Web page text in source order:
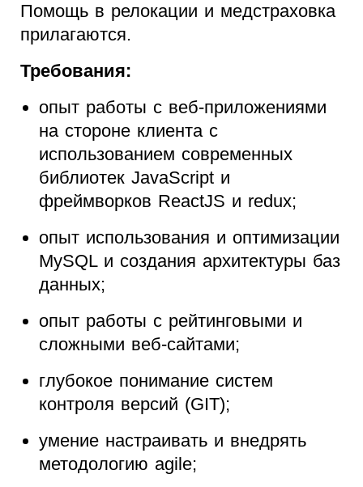
Помощь в релокации и медстраховка
прилагаются.
Требования:
опыт работы с веб-приложениями
на стороне клиента с
использованием современных
библиотек JavaScript и
фреймворков ReactJS и redux;
опыт использования и оптимизации
MySQL и создания архитектуры баз
данных;
опыт работы с рейтинговыми и
сложными веб-сайтами;
глубокое понимание систем
контроля версий (GIT);
умение настраивать и внедрять
методологию agile;